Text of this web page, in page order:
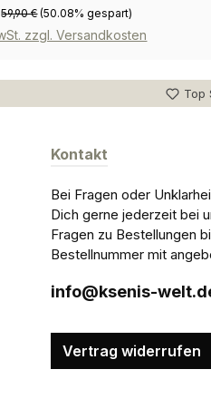
59,90 € (50.08% gespart)
zzgl. Versandkosten
Top
Kontakt
Bei Fragen oder
Dich gerne jederzeit bei
Fragen zu Bestellungen
Bestellnummer mit
info@ksenis-
Vertrag widerrufen